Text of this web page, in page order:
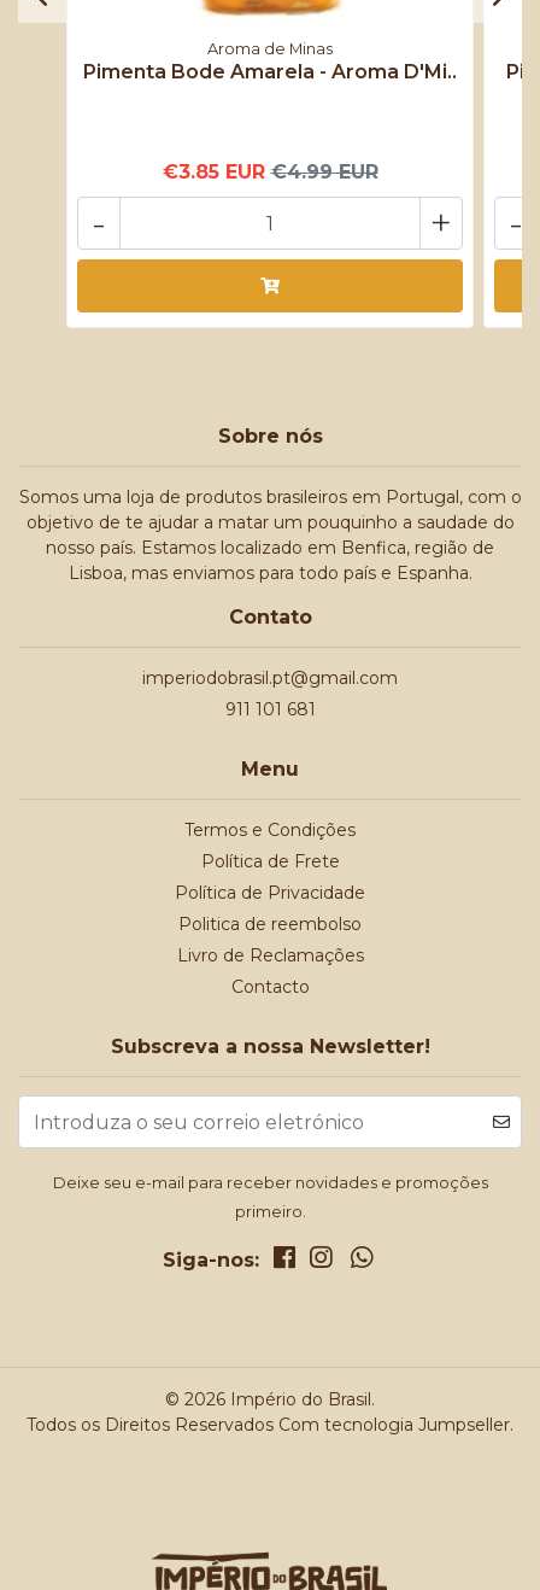
Aroma de Minas
Pimenta Bode Amarela - Aroma D'Mi..
€3.85 EUR €4.99 EUR
+
- -
Sobre nós
Somos uma loja de produtos brasileiros em Portugal, com o
objetivo de te ajudar a matar um pouquinho a saudade do
nosso país. Estamos localizado em Benfica, região de
Lisboa, mas enviamos para todo país e Espanha.
Contato
imperiodobrasil.pt@gmail.com
911 101 681
Menu
Termos e Condições
Política de Frete
Política de Privacidade
Politica de reembolso
Livro de Reclamações
Contacto
Subscreva a nossa Newsletter!
Deixe seu e-mail para receber novidades e promoções
primeiro.
Siga-nos:
© 2026 Império do Brasil.
Todos os Direitos Reservados Com tecnologia Jumpseller.